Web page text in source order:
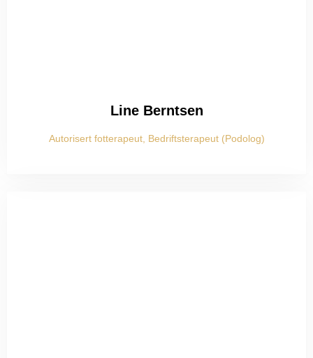
Line Berntsen
Autorisert fotterapeut, Bedriftsterapeut (Podolog)